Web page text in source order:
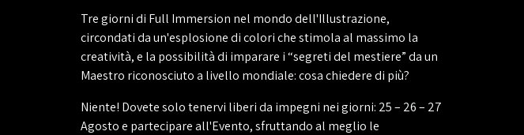
Tre giorni di Full Immersion nel mondo dell'Illustrazione,
circondati da un'esplosione di colori che stimola al massimo la
creatività, e la possibilità di imparare i “segreti del mestiere” da un
Maestro riconosciuto a livello mondiale: cosa chiedere di più?
Niente! Dovete solo tenervi liberi da impegni nei giorni: 25 – 26 – 27
Agosto e partecipare all'Evento, sfruttando al meglio le